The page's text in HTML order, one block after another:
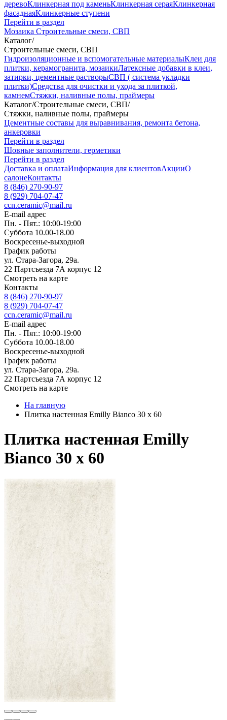
деревоКлинкерная под каменьКлинкерная сераяКлинкерная
фасаднаяКлинкерные ступени
Перейти в раздел
Мозаика Строительные смеси, СВП
Каталог/
Строительные смеси, СВП
Гидроизоляционные и вспомогательные материалыКлеи для
плитки, керамогранита, мозаикиЛатексные добавки в клеи,
затирки, цементные растворыСВП ( система укладки
плитки)Средства для очистки и ухода за плиткой,
камнемСтяжки, наливные полы, праймеры
Каталог/Строительные смеси, СВП/
Стяжки, наливные полы, праймеры
Цементные составы для выравнивания, ремонта бетона,
анкеровки
Перейти в раздел
Шовные заполнители, герметики
Перейти в раздел
Доставка и оплатаИнформация для клиентовАкцииО
салонеКонтакты
8 (846) 270-90-97
8 (929) 704-07-47
ccn.ceramic@mail.ru
E-mail адрес
Пн. - Пят.: 10:00-19:00
Суббота 10.00-18.00
Воскресенье-выходной
График работы
ул. Стара-Загора, 29а.
22 Партсъезда 7А корпус 12
Смотреть на карте
Контакты
8 (846) 270-90-97
8 (929) 704-07-47
ccn.ceramic@mail.ru
E-mail адрес
Пн. - Пят.: 10:00-19:00
Суббота 10.00-18.00
Воскресенье-выходной
График работы
ул. Стара-Загора, 29а.
22 Партсъезда 7А корпус 12
Смотреть на карте
На главную
Плитка настенная Emilly Bianco 30 x 60
Плитка настенная Emilly
Bianco 30 x 60